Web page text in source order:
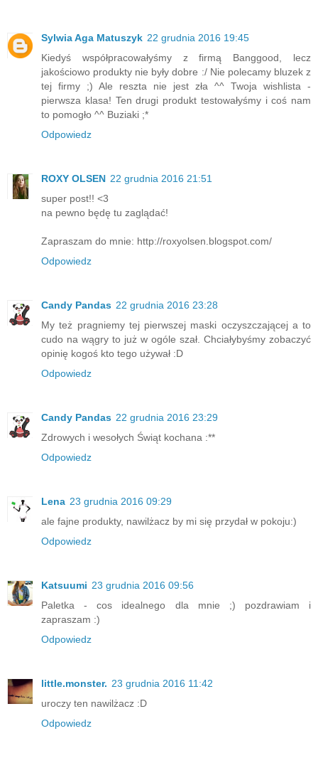
Sylwia Aga Matuszyk 22 grudnia 2016 19:45
Kiedyś współpracowałyśmy z firmą Banggood, lecz
jakościowo produkty nie były dobre :/ Nie polecamy bluzek z
tej firmy ;) Ale reszta nie jest zła ^^ Twoja wishlista -
pierwsza klasa! Ten drugi produkt testowałyśmy i coś nam
to pomogło ^^ Buziaki ;*
Odpowiedz
ROXY OLSEN 22 grudnia 2016 21:51
super post!! <3
na pewno będę tu zaglądać!
Zapraszam do mnie: http://roxyolsen.blogspot.com/
Odpowiedz
Candy Pandas 22 grudnia 2016 23:28
My też pragniemy tej pierwszej maski oczyszczającej a to
cudo na wągry to już w ogóle szał. Chciałybyśmy zobaczyć
opinię kogoś kto tego używał :D
Odpowiedz
Candy Pandas 22 grudnia 2016 23:29
Zdrowych i wesołych Świąt kochana :**
Odpowiedz
Lena 23 grudnia 2016 09:29
ale fajne produkty, nawilżacz by mi się przydał w pokoju:)
Odpowiedz
Katsuumi 23 grudnia 2016 09:56
Paletka - cos idealnego dla mnie ;) pozdrawiam i
zapraszam :)
Odpowiedz
little.monster. 23 grudnia 2016 11:42
uroczy ten nawilżacz :D
Odpowiedz